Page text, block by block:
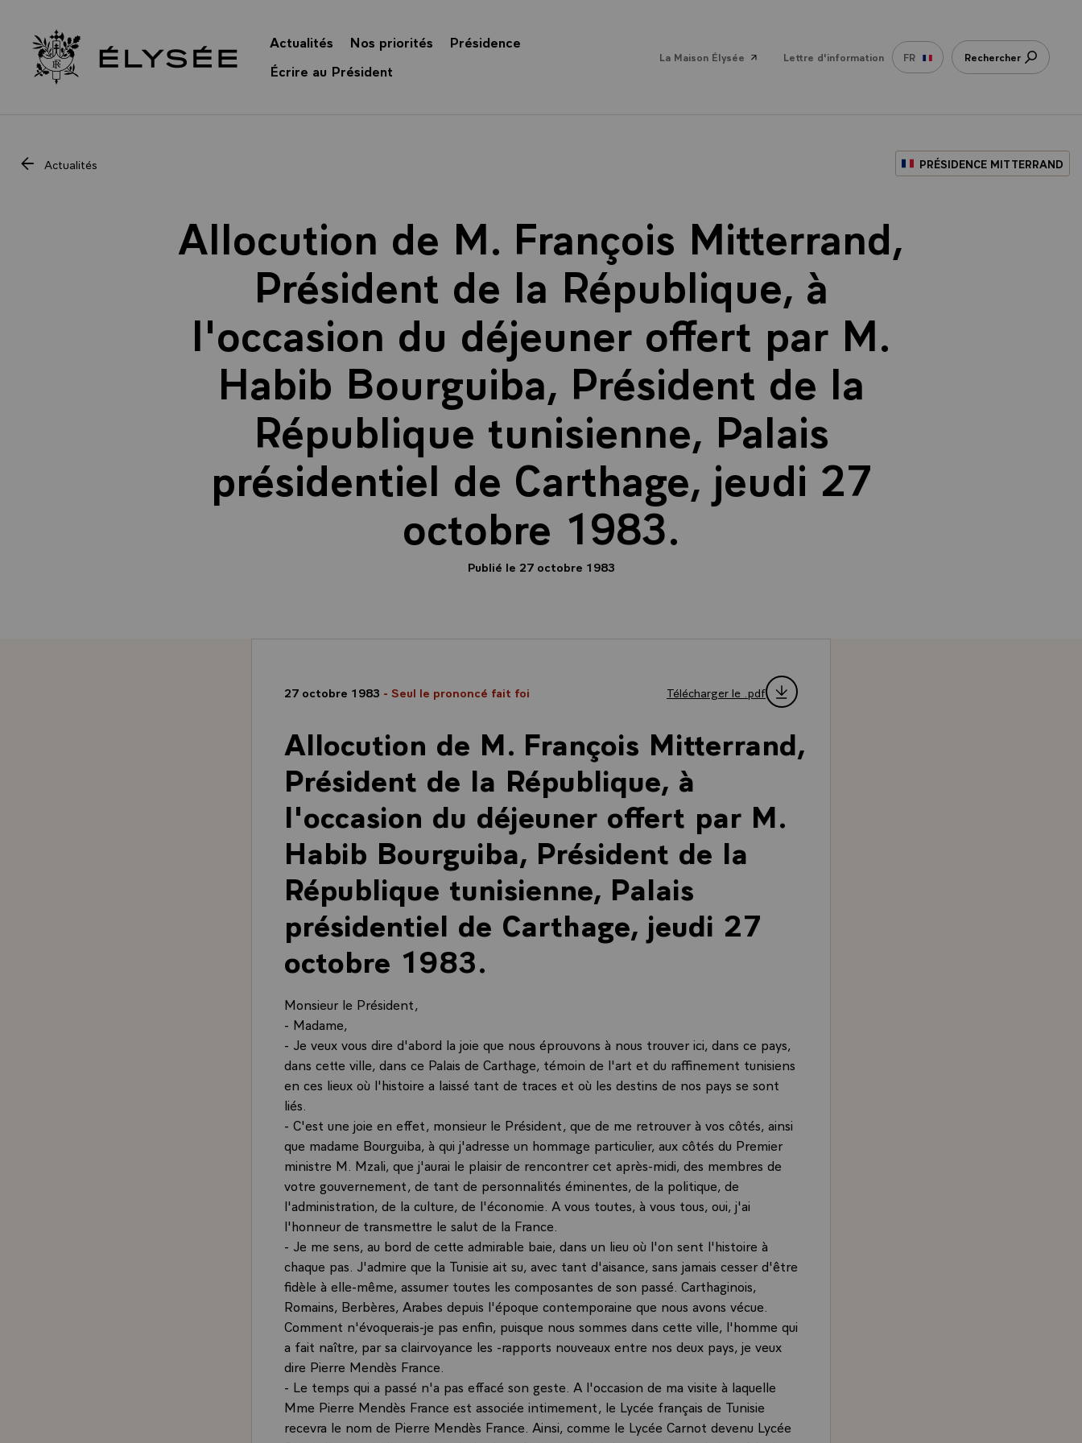
Retour à l’accueil Élysée
Actualités Nos priorités
Présidence
Écrire au Président
La Maison Élysée Lettre d'information FR Rechercher
Actualités PRÉSIDENCE MITTERRAND
Allocution de M. François Mitterrand,
Président de la République, à
l'occasion du déjeuner offert par M.
Habib Bourguiba, Président de la
République tunisienne, Palais
présidentiel de Carthage, jeudi 27
octobre 1983.
Publié le 27 octobre 1983
27 octobre 1983 - Seul le prononcé fait foi Télécharger le .pdf
Allocution de M. François Mitterrand,
Président de la République, à
l'occasion du déjeuner offert par M.
Habib Bourguiba, Président de la
République tunisienne, Palais
présidentiel de Carthage, jeudi 27
octobre 1983.
Monsieur le Président,
- Madame,
- Je veux vous dire d'abord la joie que nous éprouvons à nous trouver ici, dans ce pays,
dans cette ville, dans ce Palais de Carthage, témoin de l'art et du raffinement tunisiens
en ces lieux où l'histoire a laissé tant de traces et où les destins de nos pays se sont
liés.
- C'est une joie en effet, monsieur le Président, que de me retrouver à vos côtés, ainsi
que madame Bourguiba, à qui j'adresse un hommage particulier, aux côtés du Premier
ministre M. Mzali, que j'aurai le plaisir de rencontrer cet après-midi, des membres de
votre gouvernement, de tant de personnalités éminentes, de la politique, de
l'administration, de la culture, de l'économie. A vous toutes, à vous tous, oui, j'ai
l'honneur de transmettre le salut de la France.
- Je me sens, au bord de cette admirable baie, dans un lieu où l'on sent l'histoire à
chaque pas. J'admire que la Tunisie ait su, avec tant d'aisance, sans jamais cesser d'être
fidèle à elle-même, assumer toutes les composantes de son passé. Carthaginois,
Romains, Berbères, Arabes depuis l'époque contemporaine que nous avons vécue.
Comment n'évoquerais-je pas enfin, puisque nous sommes dans cette ville, l'homme qui
a fait naître, par sa clairvoyance les -rapports nouveaux entre nos deux pays, je veux
dire Pierre Mendès France.
- Le temps qui a passé n'a pas effacé son geste. A l'occasion de ma visite à laquelle
Mme Pierre Mendès France est associée intimement, le Lycée français de Tunisie
recevra le nom de Pierre Mendès France. Ainsi, comme le Lycée Carnot devenu Lycée